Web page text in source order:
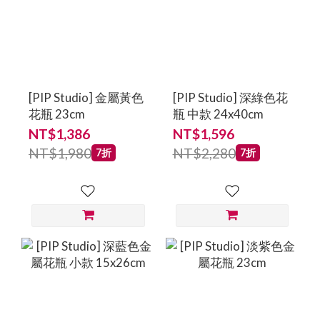
[PIP Studio] 金屬黃色
花瓶 23cm
NT$1,386
NT$1,980 7折
[PIP Studio] 深綠色花
瓶 中款 24x40cm
NT$1,596
NT$2,280 7折